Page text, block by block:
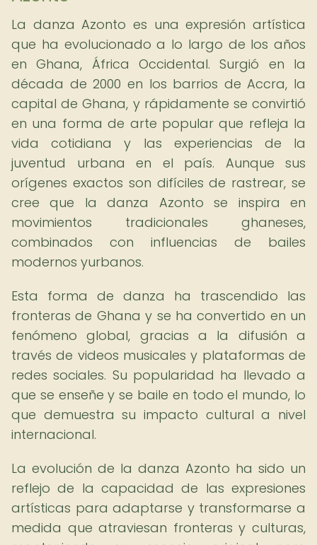
La danza Azonto es una expresión artística
que ha evolucionado a lo largo de los años
en Ghana, África Occidental. Surgió en la
década de 2000 en los barrios de Accra, la
capital de Ghana, y rápidamente se convirtió
en una forma de arte popular que refleja la
vida cotidiana y las experiencias de la
juventud urbana en el país. Aunque sus
orígenes exactos son difíciles de rastrear, se
cree que la danza Azonto se inspira en
movimientos tradicionales ghaneses,
combinados con influencias de bailes
modernos yurbanos.
Esta forma de danza ha trascendido las
fronteras de Ghana y se ha convertido en un
fenómeno global, gracias a la difusión a
través de videos musicales y plataformas de
redes sociales. Su popularidad ha llevado a
que se enseñe y se baile en todo el mundo, lo
que demuestra su impacto cultural a nivel
internacional.
La evolución de la danza Azonto ha sido un
reflejo de la capacidad de las expresiones
artísticas para adaptarse y transformarse a
medida que atraviesan fronteras y culturas,